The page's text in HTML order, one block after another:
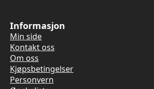
Informasjon
Min side
Kontakt oss
Om oss
Kjøpsbetingelser
Personvern